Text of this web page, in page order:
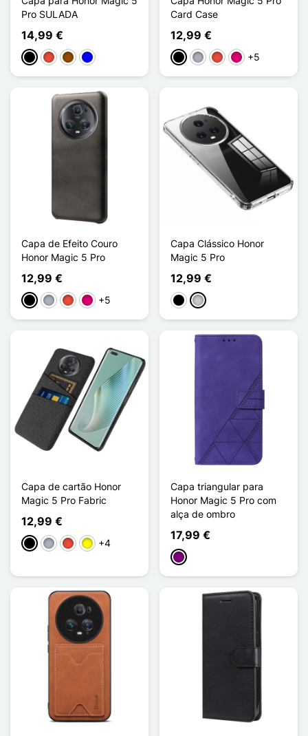
Pro SULADA
14,99 €
PretoVermelho
Castanho
Azul
Card Case
12,99 €
PretoCinzentoVermelho
Magenta
+5
Capa de Efeito Couro
Honor Magic 5 Pro
12,99 €
PretoCinzentoVermelho
Magenta
+5
Capa Clássico Honor
Magic 5 Pro
12,99 €
PretoTransparente
Capa de cartão Honor
Magic 5 Pro Fabric
12,99 €
PretoCinzentoVermelho
Amarelo
+4
Capa triangular para
Honor Magic 5 Pro com
alça de ombro
17,99 €
Púrpura